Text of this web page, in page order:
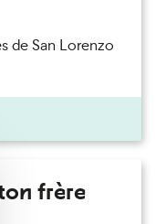
de San Lorenzo
frère
le